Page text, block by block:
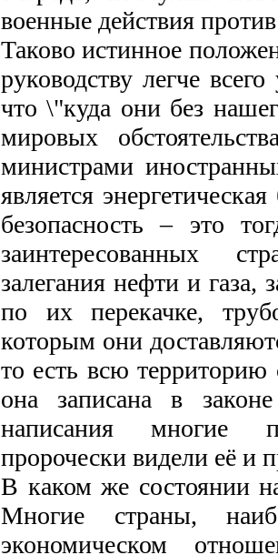
военные действия
Таково истинное
руководству легче
что \"куда они без
мировых
министрами
является
безопасность – это
заинтересованных
залегания нефти и газа,
по их перекачке,
которым они
то есть всю
она записана в
написания многие
пророчески видели её и
В каком же состоянии
Многие страны,
экономическом